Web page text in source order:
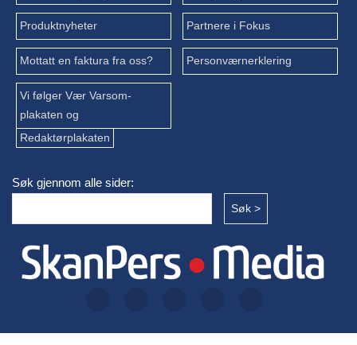
Produktnyheter Partnere i Fokus
Mottatt en faktura fra oss? Personværnerklering
Vi følger Vær Varsom-
plakaten og
Redaktørplakaten
Søk gjennom alle sider: